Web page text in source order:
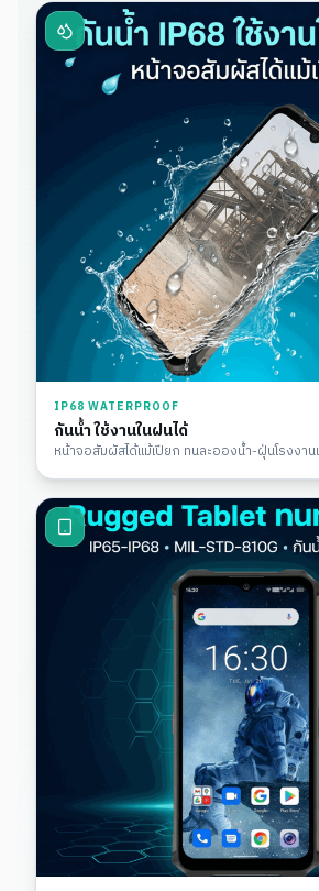
IP68 WATERPROOF
กันน้ำ ใช้งานในฝนได้
หน้าจอสัมผัสได้แม้เปียก ทนละอองน้ำ-ฝุ่นโรงงา